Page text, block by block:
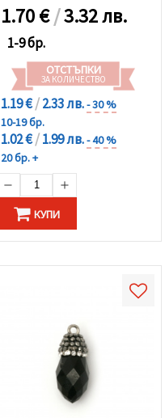
1.70€/3.32 лв.
1-9 бр.
ОТСТЪПКИ
ЗА КОЛИЧЕСТВО
1.19 €/2.33 лв.- 30 %
10-19 бр.
1.02 €/1.99 лв.- 40 %
20 бр. +
КУПИ